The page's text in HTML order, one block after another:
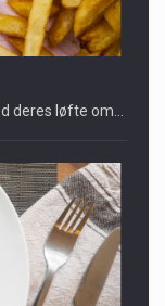
deres løfte om…